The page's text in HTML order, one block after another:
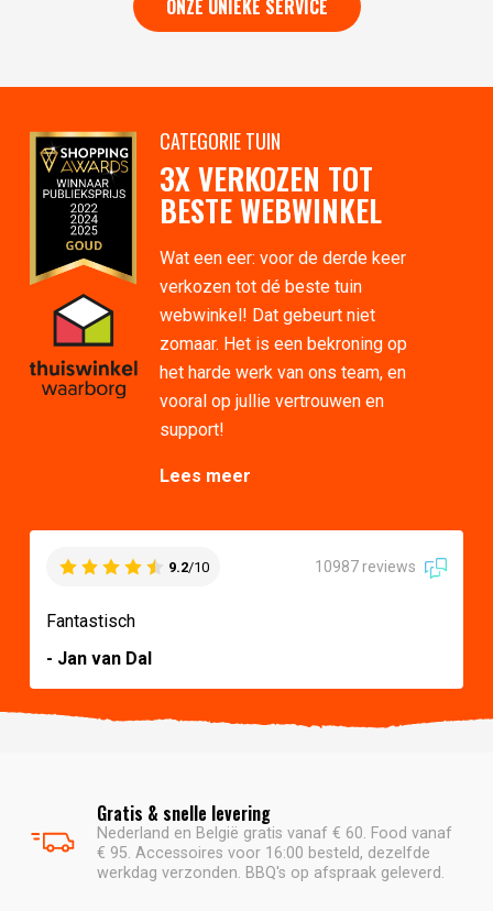
ONZE UNIEKE SERVICE
CATEGORIE TUIN
3X VERKOZEN TOT
BESTE WEBWINKEL
Wat een eer: voor de derde keer
verkozen tot dé beste tuin
webwinkel! Dat gebeurt niet
zomaar. Het is een bekroning op
het harde werk van ons team, en
vooral op jullie vertrouwen en
support!
Lees meer
9.2/10 10987 reviews
Fantastisch
- Jan van Dal
Gratis & snelle levering
Nederland en België gratis vanaf € 60. Food vanaf
€ 95. Accessoires voor 16:00 besteld, dezelfde
werkdag verzonden. BBQ's op afspraak geleverd.